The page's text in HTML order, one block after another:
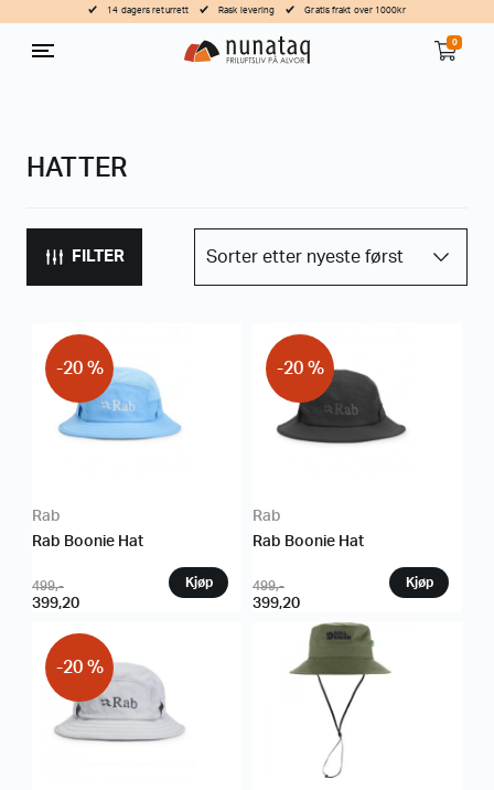
14 dagers returrett Rask levering Gratis frakt over 1000kr
0
HATTER
FILTER
-20 %
Rab
Rab Boonie Hat
499,-
399,20
-20 %
Rab
Rab Boonie Hat
499,-
399,20
-20 %